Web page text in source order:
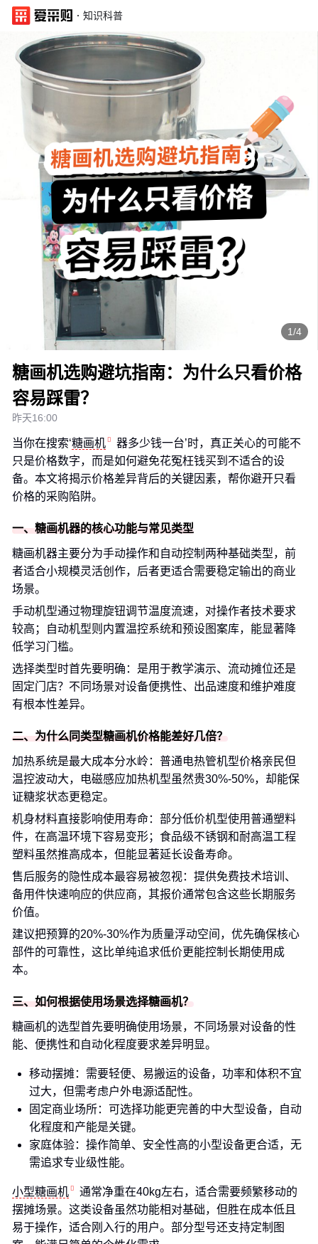
· 知识科普
1/4
糖画机选购避坑指南：为什么只看价格
容易踩雷？
昨天16:00
当你在搜索‘糖画机
器多少钱一台’时，真正关心的可能不
只是价格数字，而是如何避免花冤枉钱买到不适合的设
备。本文将揭示价格差异背后的关键因素，帮你避开只看
价格的采购陷阱。
一、糖画机器的核心功能与常见类型
糖画机器主要分为手动操作和自动控制两种基础类型，前
者适合小规模灵活创作，后者更适合需要稳定输出的商业
场景。
手动机型通过物理旋钮调节温度流速，对操作者技术要求
较高；自动机型则内置温控系统和预设图案库，能显著降
低学习门槛。
选择类型时首先要明确：是用于教学演示、流动摊位还是
固定门店？不同场景对设备便携性、出品速度和维护难度
有根本性差异。
二、为什么同类型糖画机价格能差好几倍？
加热系统是最大成本分水岭：普通电热管机型价格亲民但
温控波动大，电磁感应加热机型虽然贵30%-50%，却能保
证糖浆状态更稳定。
机身材料直接影响使用寿命：部分低价机型使用普通塑料
件，在高温环境下容易变形；食品级不锈钢和耐高温工程
塑料虽然推高成本，但能显著延长设备寿命。
售后服务的隐性成本最容易被忽视：提供免费技术培训、
备用件快速响应的供应商，其报价通常包含这些长期服务
价值。
建议把预算的20%-30%作为质量浮动空间，优先确保核心
部件的可靠性，这比单纯追求低价更能控制长期使用成
本。
三、如何根据使用场景选择糖画机？
糖画机的选型首先要明确使用场景，不同场景对设备的性
能、便携性和自动化程度要求差异明显。
移动摆摊：需要轻便、易搬运的设备，功率和体积不宜
过大，但需考虑户外电源适配性。
固定商业场所：可选择功能更完善的中大型设备，自动
化程度和产能是关键。
家庭体验：操作简单、安全性高的小型设备更合适，无
需追求专业级性能。
小型糖画机
通常净重在40kg左右，适合需要频繁移动的
摆摊场景。这类设备虽然功能相对基础，但胜在成本低且
易于操作，适合刚入行的用户。部分型号还支持定制图